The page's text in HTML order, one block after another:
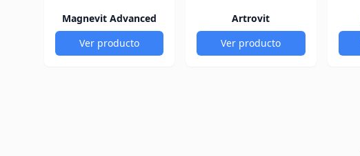
Magnevit Advanced
Ver producto
Artrovit
Ver producto